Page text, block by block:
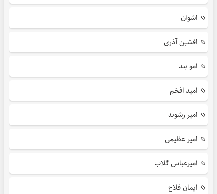
اشوان
افشین آذری
امو بند
امید افخم
امیر رشوند
امیر عظیمی
امیرعباس گلاب
ایمان فلاح